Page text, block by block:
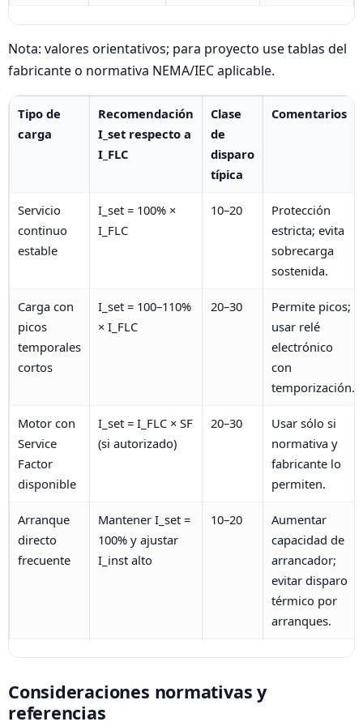
Nota: valores orientativos; para proyecto use tablas del
fabricante o normativa NEMA/IEC aplicable.
Tipo de
carga
Recomendación
I_set respecto a
I_FLC
Clase
de
disparo
típica
Comentarios
Servicio
continuo
estable
I_set = 100% ×
I_FLC
10–20
Protección
estricta; evita
sobrecarga
sostenida.
Carga con
picos
temporales
cortos
I_set = 100–110%
× I_FLC
20–30
Permite picos;
usar relé
electrónico
con
temporización.
Motor con
Service
Factor
disponible
I_set = I_FLC × SF
(si autorizado)
20–30
Usar sólo si
normativa y
fabricante lo
permiten.
Arranque
directo
frecuente
Mantener I_set =
100% y ajustar
I_inst alto
10–20
Aumentar
capacidad de
arrancador;
evitar disparo
térmico por
arranques.
Consideraciones normativas y
referencias